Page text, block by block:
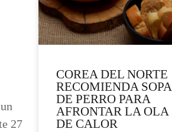
27
COREA DEL NORTE
RECOMIENDA SOPA
DE PERRO PARA
AFRONTAR LA OLA
DE CALOR